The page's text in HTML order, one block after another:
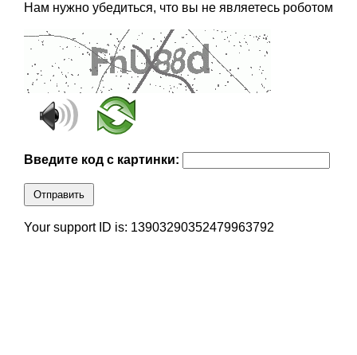
Нам нужно убедиться, что вы не являетесь роботом
Введите код с картинки:
Отправить
Your support ID is: 13903290352479963792